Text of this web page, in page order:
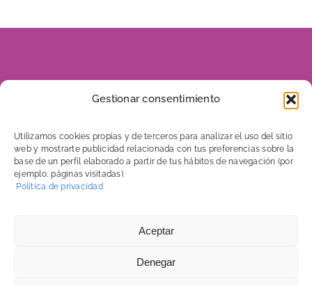
Gestionar consentimiento
Utilizamos cookies propias y de terceros para analizar el uso del sitio
web y mostrarte publicidad relacionada con tus preferencias sobre la
base de un perfil elaborado a partir de tus hábitos de navegación (por
ejemplo, páginas visitadas).
Política de privacidad
Aceptar
Denegar
928 816 960
606 656 046
C/ Tenerife, 7
35500 Arrecife – Lanzarote